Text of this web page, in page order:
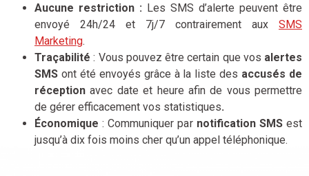
Aucune restriction : Les SMS d’alerte peuvent être
envoyé 24h/24 et 7j/7 contrairement aux SMS
Marketing.
Traçabilité : Vous pouvez être certain que vos alertes
SMS ont été envoyés grâce à la liste des accusés de
réceptionavec date et heure afin de vous permettre
de gérer efficacement vos statistiques.
Économique : Communiquer par notification SMSest
jusqu’à dix fois moins cher qu’un appel téléphonique.